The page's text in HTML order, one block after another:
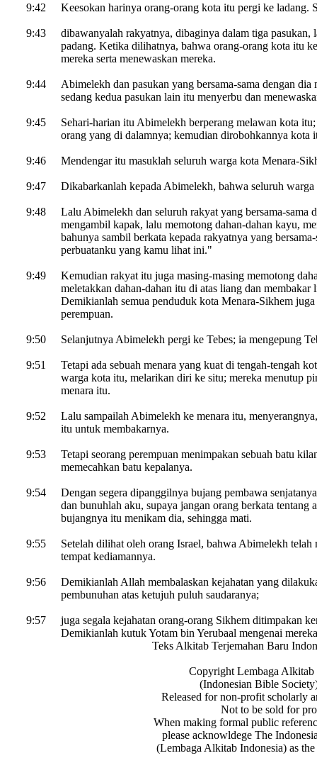
9:42 Keesokan harinya orang-orang kota itu pergi ke ladang.
9:43
dibawanyalah rakyatnya, dibaginya dalam tiga pasukan,
padang. Ketika dilihatnya, bahwa orang-orang kota itu
mereka serta menewaskan mereka.
9:44
Abimelekh dan pasukan yang bersama-sama dengan
sedang kedua pasukan lain itu menyerbu dan
9:45
Sehari-harian itu Abimelekh berperang melawan kota
orang yang di dalamnya; kemudian dirobohkannya kota
9:46 Mendengar itu masuklah seluruh warga kota Menara-
9:47 Dikabarkanlah kepada Abimelekh, bahwa seluruh
9:48
Lalu Abimelekh dan seluruh rakyat yang bersama-
mengambil kapak, lalu memotong dahan-dahan kayu,
bahunya sambil berkata kepada rakyatnya yang
perbuatanku yang kamu lihat ini."
9:49
Kemudian rakyat itu juga masing-masing memotong
meletakkan dahan-dahan itu di atas liang dan
Demikianlah semua penduduk kota Menara-Sikhem
perempuan.
9:50 Selanjutnya Abimelekh pergi ke Tebes; ia mengepung
9:51
Tetapi ada sebuah menara yang kuat di tengah-tengah
warga kota itu, melarikan diri ke situ; mereka menutup
menara itu.
9:52
Lalu sampailah Abimelekh ke menara itu,
itu untuk membakarnya.
9:53
Tetapi seorang perempuan menimpakan sebuah batu
memecahkan batu kepalanya.
9:54
Dengan segera dipanggilnya bujang pembawa
dan bunuhlah aku, supaya jangan orang berkata
bujangnya itu menikam dia, sehingga mati.
9:55
Setelah dilihat oleh orang Israel, bahwa Abimelekh
tempat kediamannya.
9:56
Demikianlah Allah membalaskan kejahatan yang
pembunuhan atas ketujuh puluh saudaranya;
9:57
juga segala kejahatan orang-orang Sikhem ditimpakan
Demikianlah kutuk Yotam bin Yerubaal mengenai
Teks Alkitab Terjemahan Baru
Copyright Lembaga Alkitab
(Indonesian Bible
Released for non-profit scholarly
Not to be sold for
When making formal public
please acknowldege The
(Lembaga Alkitab Indonesia) as